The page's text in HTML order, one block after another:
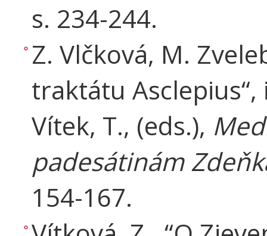
s. 234-244.
Z. Vlčková, M.
traktátu Asclepius“,
Vítek, T., (eds.),
padesátinám
154-167.